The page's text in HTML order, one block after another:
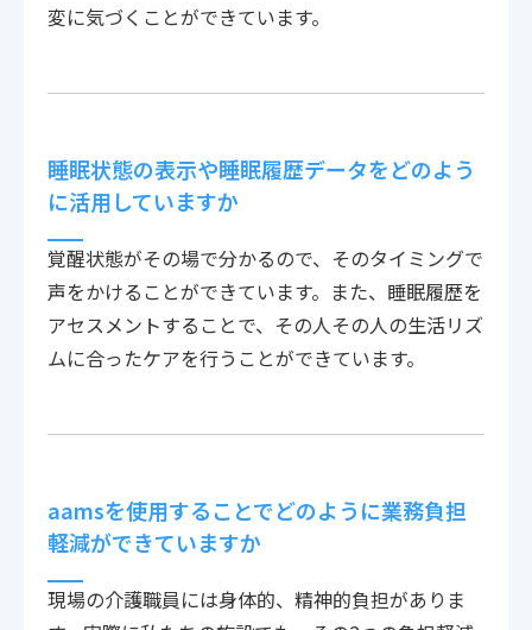
変に気づくことができています。
睡眠状態の表示や睡眠履歴データをどのよう
に活用していますか
覚醒状態がその場で分かるので、そのタイミングで
声をかけることができています。また、睡眠履歴を
アセスメントすることで、その人その人の生活リズ
ムに合ったケアを行うことができています。
aamsを使用することでどのように業務負担
軽減ができていますか
現場の介護職員には身体的、精神的負担がありま